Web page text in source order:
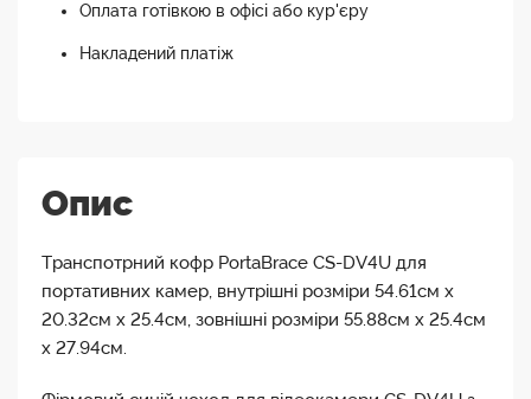
Оплата готівкою в офісі або кур'єру
Накладений платіж
Опис
Транспотрний кофр PortaBrace CS-DV4U для
портативних камер, внутрішні розміри 54.61см х
20.32см х 25.4см, зовнішні розміри 55.88см х 25.4см
х 27.94см.